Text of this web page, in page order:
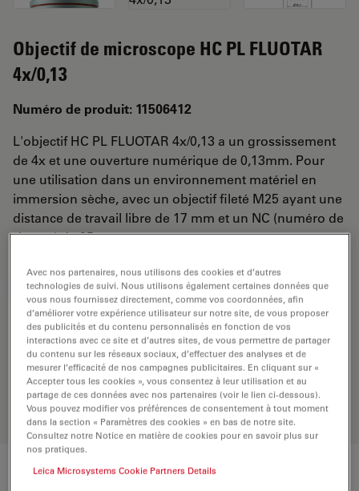
Objectif de microscope HC PL FLUOTAR
4x/0,13
Numéro de produit: 11506412
L'objectif HC PL FLUOTAR 4x/0,13 a un grossissement
de 4x et une ouverture numérique de 0,13mm. Pour
une utilisation dans un environnement matériel en
immersion sèche, avec un objectif fileté M25 ayant une
distance de travail libre de 17 mm et un NC (numéro de
champ) de 25
DEMANDE DE DEVIS
Découvrez la solution idéale.
Explorez notresélecteur d’objectifs
comparez les alternatives et trouvez
l’option la mieux adaptée à vos
besoins.
Caractéristiques techniques
Avec nos partenaires, nous utilisons des cookies et d’autres
technologies de suivi. Nous utilisons également certaines données que
vous nous fournissez directement, comme vos coordonnées, afin
d’améliorer votre expérience utilisateur sur notre site, de vous proposer
des publicités et du contenu personnalisés en fonction de vos
interactions avec ce site et d’autres sites, de vous permettre de partager
du contenu sur les réseaux sociaux, d’effectuer des analyses et de
mesurer l’efficacité de nos campagnes publicitaires. En cliquant sur «
Accepter tous les cookies », vous consentez à leur utilisation et au
partage de ces données avec nos partenaires (voir le lien ci-dessous).
Vous pouvez modifier vos préférences de consentement à tout moment
dans la section « Paramètres des cookies » en bas de notre site.
Consultez notre Notice en matière de cookies pour en savoir plus sur
nos pratiques.
Leica Microsystems Cookie Partners Details